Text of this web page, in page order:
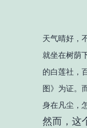
天气晴好，
就坐在树荫
的白莲社，
图》为证。
身在凡尘，
然而，这